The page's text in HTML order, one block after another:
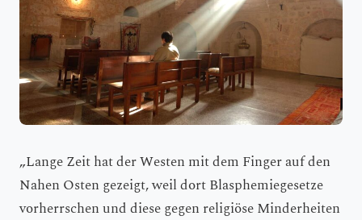
„Lange Zeit hat der Westen mit dem Finger auf den
Nahen Osten gezeigt, weil dort Blasphemiegesetze
vorherrschen und diese gegen religiöse Minderheiten